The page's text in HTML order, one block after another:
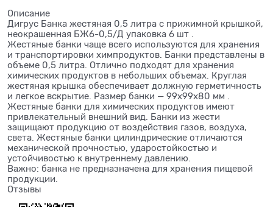
Описание
Дигрус Банка жестяная 0,5 литра с прижимной крышкой,
неокрашенная БЖ6-0,5/Д упаковка 6 шт .
Жестяные банки чаще всего используются для хранения
и транспортировки химпродуктов. Банки представлены в
объеме 0,5 литра. Отлично подходят для хранения
химических продуктов в небольших объемах. Круглая
жестяная крышка обеспечивает должную герметичность
и легкое вскрытие. Размер банки — 99х99х80 мм .
Жестяные банки для химических продуктов имеют
привлекательный внешний вид. Банки из жести
защищают продукцию от воздействия газов, воздуха,
света. Жестяные банки цилиндрические отличаются
механической прочностью, ударостойкостью и
устойчивостью к внутреннему давлению.
Важно: банка не предназначена для хранения пищевой
продукции.
Отзывы